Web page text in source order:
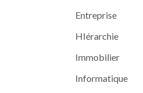
Entreprise
HIérarchie
Immobilier
Informatique